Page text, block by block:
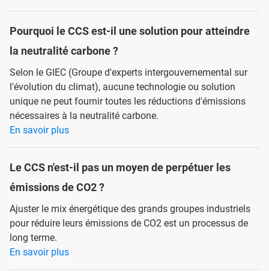
Pourquoi le CCS est-il une solution pour atteindre
la neutralité carbone ?
Selon le GIEC (Groupe d'experts intergouvernemental sur
l'évolution du climat), aucune technologie ou solution
unique ne peut fournir toutes les réductions d'émissions
nécessaires à la neutralité carbone.
En savoir plus
Le CCS n'est-il pas un moyen de perpétuer les
émissions de CO2 ?
Ajuster le mix énergétique des grands groupes industriels
pour réduire leurs émissions de CO2 est un processus de
long terme.
En savoir plus